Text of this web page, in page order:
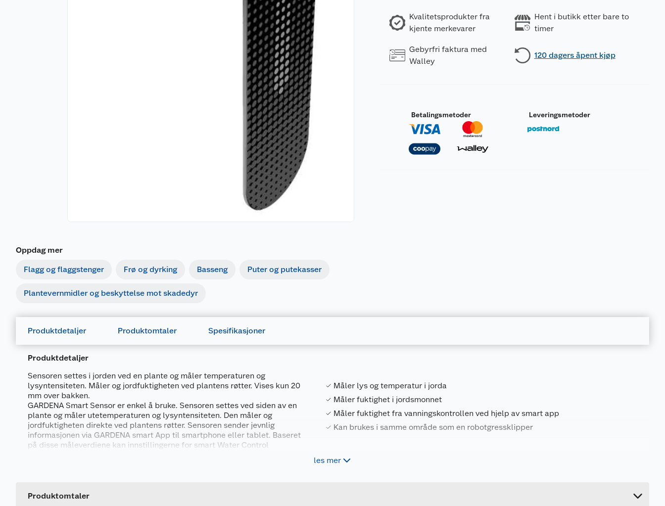
Oppdag mer
Flagg og flaggstenger Frø og dyrking Basseng Puter og putekasser
Plantevernmidler og beskyttelse mot skadedyr
Kvalitetsprodukter fra
kjente merkevarer
Hent i butikk etter bare to
timer
Gebyrfri faktura med
Walley
120 dagers åpent kjøp
Betalingsmetoder Leveringsmetoder
Produktdetaljer Produktomtaler Spesifikasjoner
Produktdetaljer
Sensoren settes i jorden ved en plante og måler temperaturen og
lysyntensiteten. Måler og jordfuktigheten ved plantens røtter. Vises kun 20
mm over bakken.
GARDENA Smart Sensor er enkel å bruke. Sensoren settes ved siden av en
plante og måler utetemperaturen og lysyntensiteten. Den måler og
jordfuktigheten direkte ved plantens røtter. Sensoren sender jevnlig
informasjonen via GARDENA smart App til smartphone eller tablet. Baseret
på disse måleverdiene kan innstillingerne for smart Water Control
(medfølger ikke). GARDENA Smart Sensor er den ideelle utvidelsen av
Måler lys og temperatur i jorda
Måler fuktighet i jordsmonnet
Måler fuktighet fra vanningskontrollen ved hjelp av smart app
Kan brukes i samme område som en robotgressklipper
les mer
Produktomtaler
Leverandørens artikkelnummer
Forpakningsmål